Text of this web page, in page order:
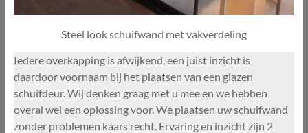
Steel look schuifwand met vakverdeling
Iedere overkapping is afwijkend, een juist inzicht is
daardoor voornaam bij het plaatsen van een glazen
schuifdeur. Wij denken graag met u mee en we hebben
overal wel een oplossing voor. We plaatsen uw schuifwand
zonder problemen kaars recht. Ervaring en inzicht zijn 2